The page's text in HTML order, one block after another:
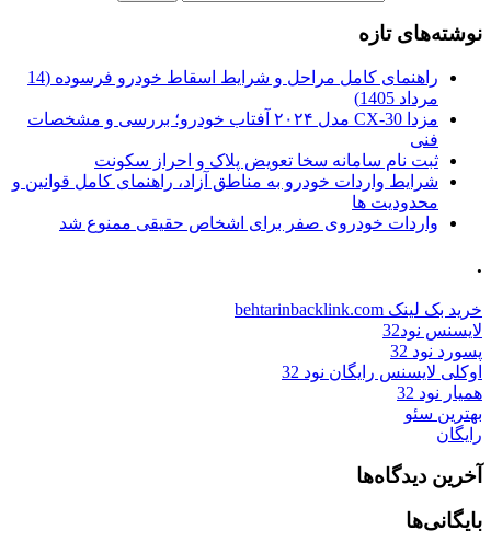
نوشته‌های تازه
راهنمای کامل مراحل و شرایط اسقاط خودرو فرسوده (14
مرداد 1405)
مزدا CX-30 مدل ۲۰۲۴ آفتاب خودرو؛ بررسی و مشخصات
فنی
ثبت نام سامانه سخا تعویض پلاک و احراز سکونت
شرایط واردات خودرو به مناطق آزاد، راهنمای کامل قوانین و
محدودیت ها
واردات خودروی صفر برای اشخاص حقیقی ممنوع شد
.
خرید بک لینک behtarinbacklink.com
لایسنس نود32
پسورد نود 32
اوکلی لایسنس رایگان نود 32
همیار نود 32
بهترین سئو
رایگان
آخرین دیدگاه‌ها
بایگانی‌ها